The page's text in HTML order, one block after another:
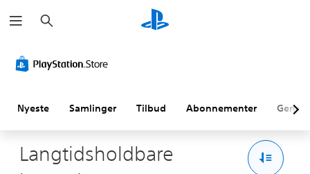
ø
g
Nyeste Samlinger Tilbud Abonnementer
Langtidsholdbare